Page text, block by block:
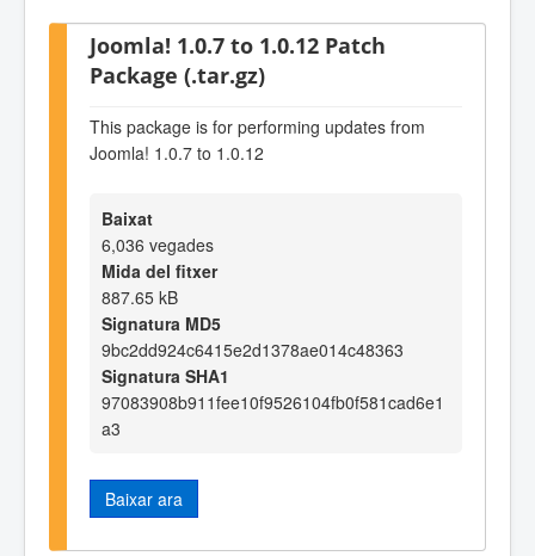
Joomla! 1.0.7 to 1.0.12 Patch
Package (.tar.gz)
This package is for performing updates from
Joomla! 1.0.7 to 1.0.12
Baixat
6,036 vegades
Mida del fitxer
887.65 kB
Signatura MD5
9bc2dd924c6415e2d1378ae014c48363
Signatura SHA1
97083908b911fee10f9526104fb0f581cad6e1
a3
Baixar ara